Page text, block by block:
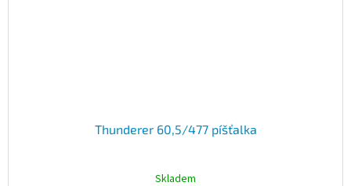
Thunderer 60,5/477 píšťalka
Skladem